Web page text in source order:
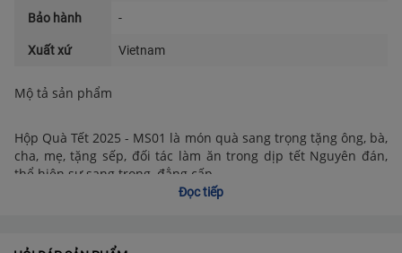
Bảo hành -
Xuất xứ Vietnam
Mộ tả sản phẩm
Hộp Quà Tết 2025 - MS01 là món quà sang trọng tặng ông, bà,
cha, mẹ, tặng sếp, đối tác làm ăn trong dịp tết Nguyên đán,
thể hiện sự sang trọng, đẳng cấp
Đọc tiếp